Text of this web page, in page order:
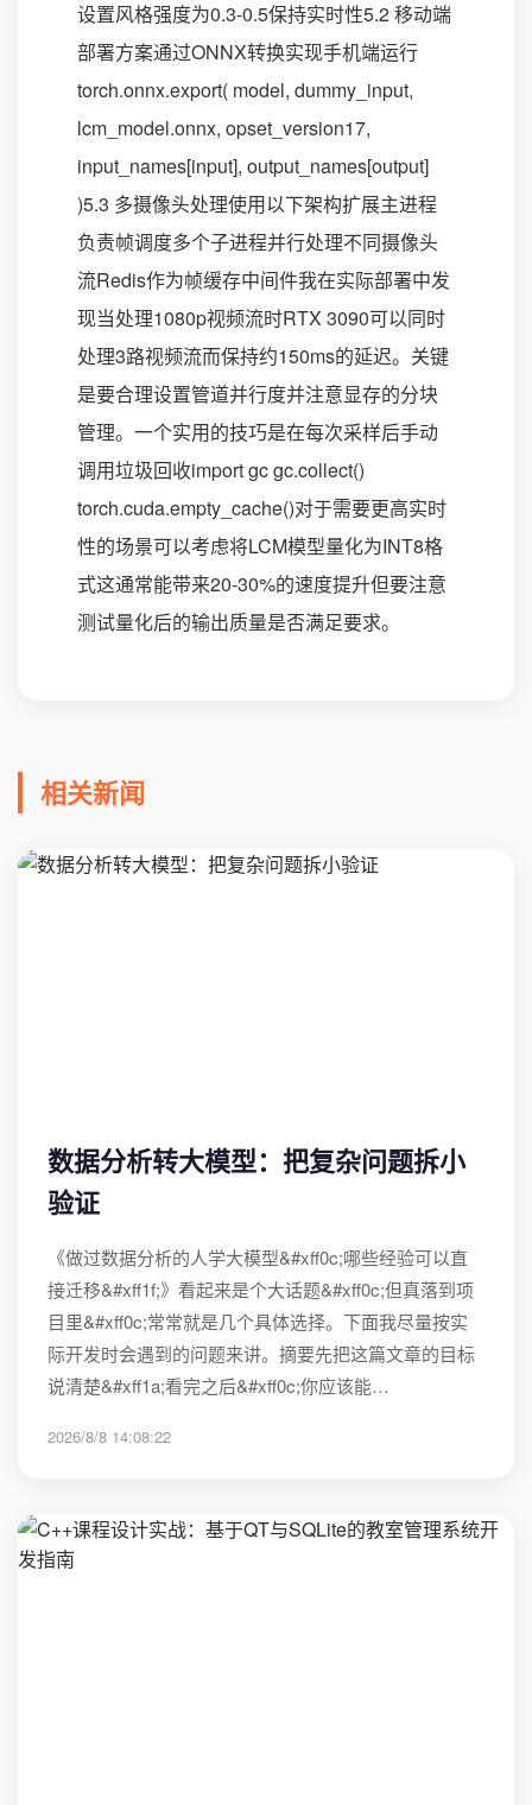
设置风格强度为0.3-0.5保持实时性5.2 移动端
部署方案通过ONNX转换实现手机端运行
torch.onnx.export( model, dummy_input,
lcm_model.onnx, opset_version17,
input_names[input], output_names[output]
)5.3 多摄像头处理使用以下架构扩展主进程
负责帧调度多个子进程并行处理不同摄像头
流Redis作为帧缓存中间件我在实际部署中发
现当处理1080p视频流时RTX 3090可以同时
处理3路视频流而保持约150ms的延迟。关键
是要合理设置管道并行度并注意显存的分块
管理。一个实用的技巧是在每次采样后手动
调用垃圾回收import gc gc.collect()
torch.cuda.empty_cache()对于需要更高实时
性的场景可以考虑将LCM模型量化为INT8格
式这通常能带来20-30%的速度提升但要注意
测试量化后的输出质量是否满足要求。
相关新闻
数据分析转大模型：把复杂问题拆小
验证
《做过数据分析的人学大模型&#xff0c;哪些经验可以直
接迁移&#xff1f;》看起来是个大话题&#xff0c;但真落到项
目里&#xff0c;常常就是几个具体选择。下面我尽量按实
际开发时会遇到的问题来讲。摘要先把这篇文章的目标
说清楚&#xff1a;看完之后&#xff0c;你应该能…
2026/8/8 14:08:22